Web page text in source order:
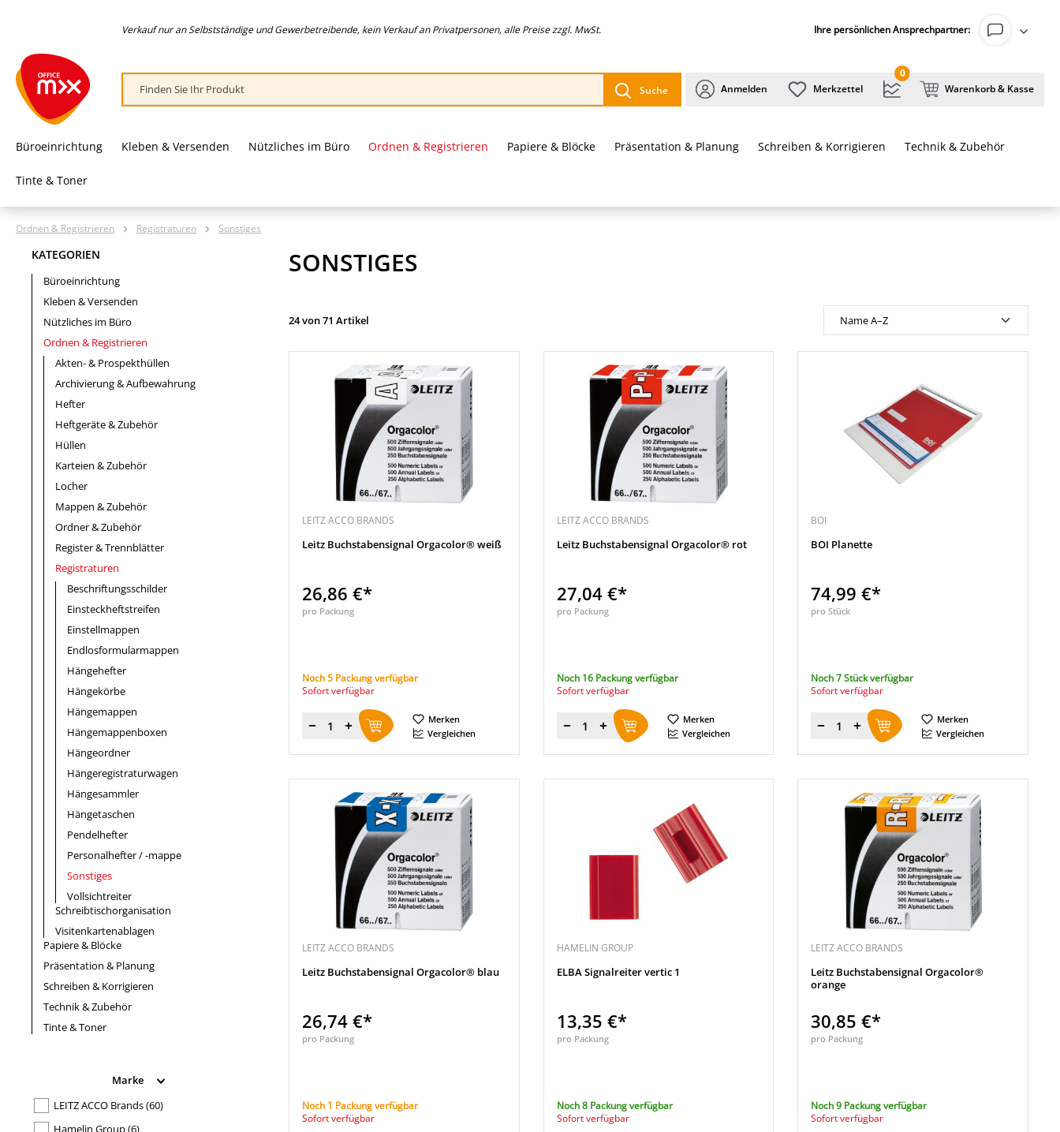
Verkauf nur an Selbstständige und Gewerbetreibende, kein Verkauf an Privatpersonen, alle Preise zzgl. MwSt. Ihre persönlichen Ansprechpartner:
Suche Anmelden Merkzettel
0
Warenkorb & Kasse
Büroeinrichtung Kleben & Versenden Nützliches im Büro Ordnen & Registrieren Papiere & Blöcke Präsentation & Planung Schreiben & Korrigieren Technik & Zubehör
Tinte & Toner
Ordnen & Registrieren Registraturen Sonstiges
KATEGORIEN
Büroeinrichtung
Kleben & Versenden
Nützliches im Büro
Ordnen & Registrieren
Akten- & Prospekthüllen
Archivierung & Aufbewahrung
Hefter
Heftgeräte & Zubehör
Hüllen
Karteien & Zubehör
Locher
Mappen & Zubehör
Ordner & Zubehör
Register & Trennblätter
Registraturen
Beschriftungsschilder
Einsteckheftstreifen
Einstellmappen
Endlosformularmappen
Hängehefter
Hängekörbe
Hängemappen
Hängemappenboxen
Hängeordner
Hängeregistraturwagen
Hängesammler
Hängetaschen
Pendelhefter
Personalhefter / -mappe
Sonstiges
Vollsichtreiter
Schreibtischorganisation
Visitenkartenablagen
Papiere & Blöcke
Präsentation & Planung
Schreiben & Korrigieren
Technik & Zubehör
Tinte & Toner
Marke
LEITZ ACCO Brands(60)
Hamelin Group(6)
SONSTIGES
24 von 71 Artikel
LEITZ ACCO BRANDS
Leitz Buchstabensignal Orgacolor® weiß
26,86 €*
pro Packung
Noch 5 Packung verfügbar
Sofort verfügbar
Menge
Merken
Vergleichen
LEITZ ACCO BRANDS
Leitz Buchstabensignal Orgacolor® rot
27,04 €*
pro Packung
Noch 16 Packung verfügbar
Sofort verfügbar
Menge
Merken
Vergleichen
BOI
BOI Planette
74,99 €*
pro Stück
Noch 7 Stück verfügbar
Sofort verfügbar
Menge
Merken
Vergleichen
LEITZ ACCO BRANDS
Leitz Buchstabensignal Orgacolor® blau
26,74 €*
pro Packung
Noch 1 Packung verfügbar
Sofort verfügbar
HAMELIN GROUP
ELBA Signalreiter vertic 1
13,35 €*
pro Packung
Noch 8 Packung verfügbar
Sofort verfügbar
LEITZ ACCO BRANDS
Leitz Buchstabensignal Orgacolor®
orange
30,85 €*
pro Packung
Noch 9 Packung verfügbar
Sofort verfügbar